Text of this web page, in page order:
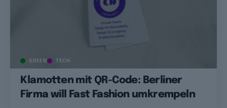
GREEN TECH
Klamotten mit QR-Code: Berliner
Firma will Fast Fashion umkrempeln